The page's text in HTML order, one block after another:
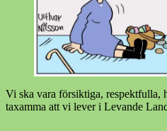
Vi ska vara försiktiga, respektfulla,
taxamma att vi lever i Levande